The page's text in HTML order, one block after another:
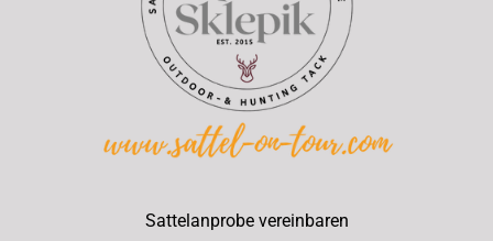
Sattelanprobe vereinbaren